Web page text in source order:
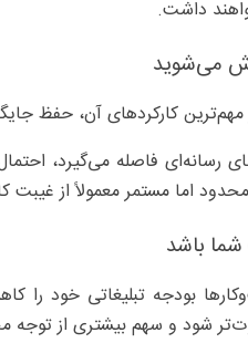
داشت.
کارکردهای آن، حفظ
رسانه‌ای فاصله می‌گیرد،
اما مستمر معمولاً از غیبت
بودجه تبلیغاتی خود را
شود و سهم بیشتری از توجه